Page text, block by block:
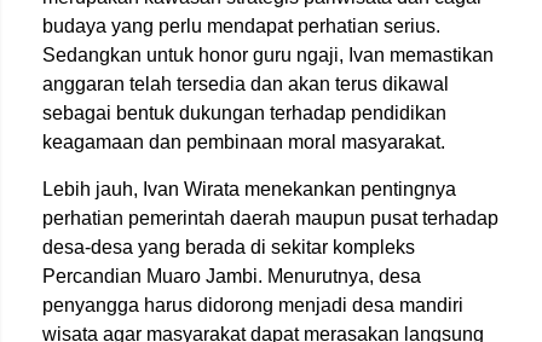
budaya yang perlu mendapat perhatian serius.
Sedangkan untuk honor guru ngaji, Ivan memastikan
anggaran telah tersedia dan akan terus dikawal
sebagai bentuk dukungan terhadap pendidikan
keagamaan dan pembinaan moral masyarakat.
Lebih jauh, Ivan Wirata menekankan pentingnya
perhatian pemerintah daerah maupun pusat terhadap
desa-desa yang berada di sekitar kompleks
Percandian Muaro Jambi. Menurutnya, desa
penyangga harus didorong menjadi desa mandiri
wisata agar masyarakat dapat merasakan langsung